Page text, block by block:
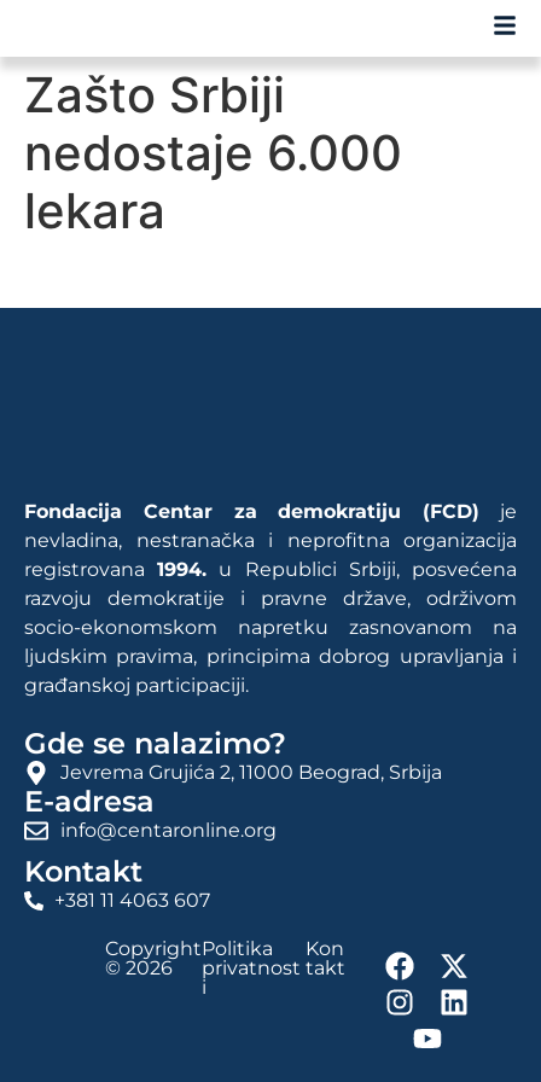
Zašto Srbiji
nedostaje 6.000
lekara
Fondacija Centar za demokratiju (FCD) je
nevladina, nestranačka i neprofitna organizacija
registrovana1994. u Republici Srbiji, posvećena
razvoju demokratije i pravne države, održivom
socio-ekonomskom napretku zasnovanom na
ljudskim pravima, principima dobrog upravljanja i
građanskoj participaciji.
Gde se nalazimo?
Jevrema Grujića 2, 11000 Beograd, Srbija
E-adresa
info@centaronline.org
Kontakt
+381 11 4063 607
Copyright
© 2026
Politika
privatnost
i
Kon
takt